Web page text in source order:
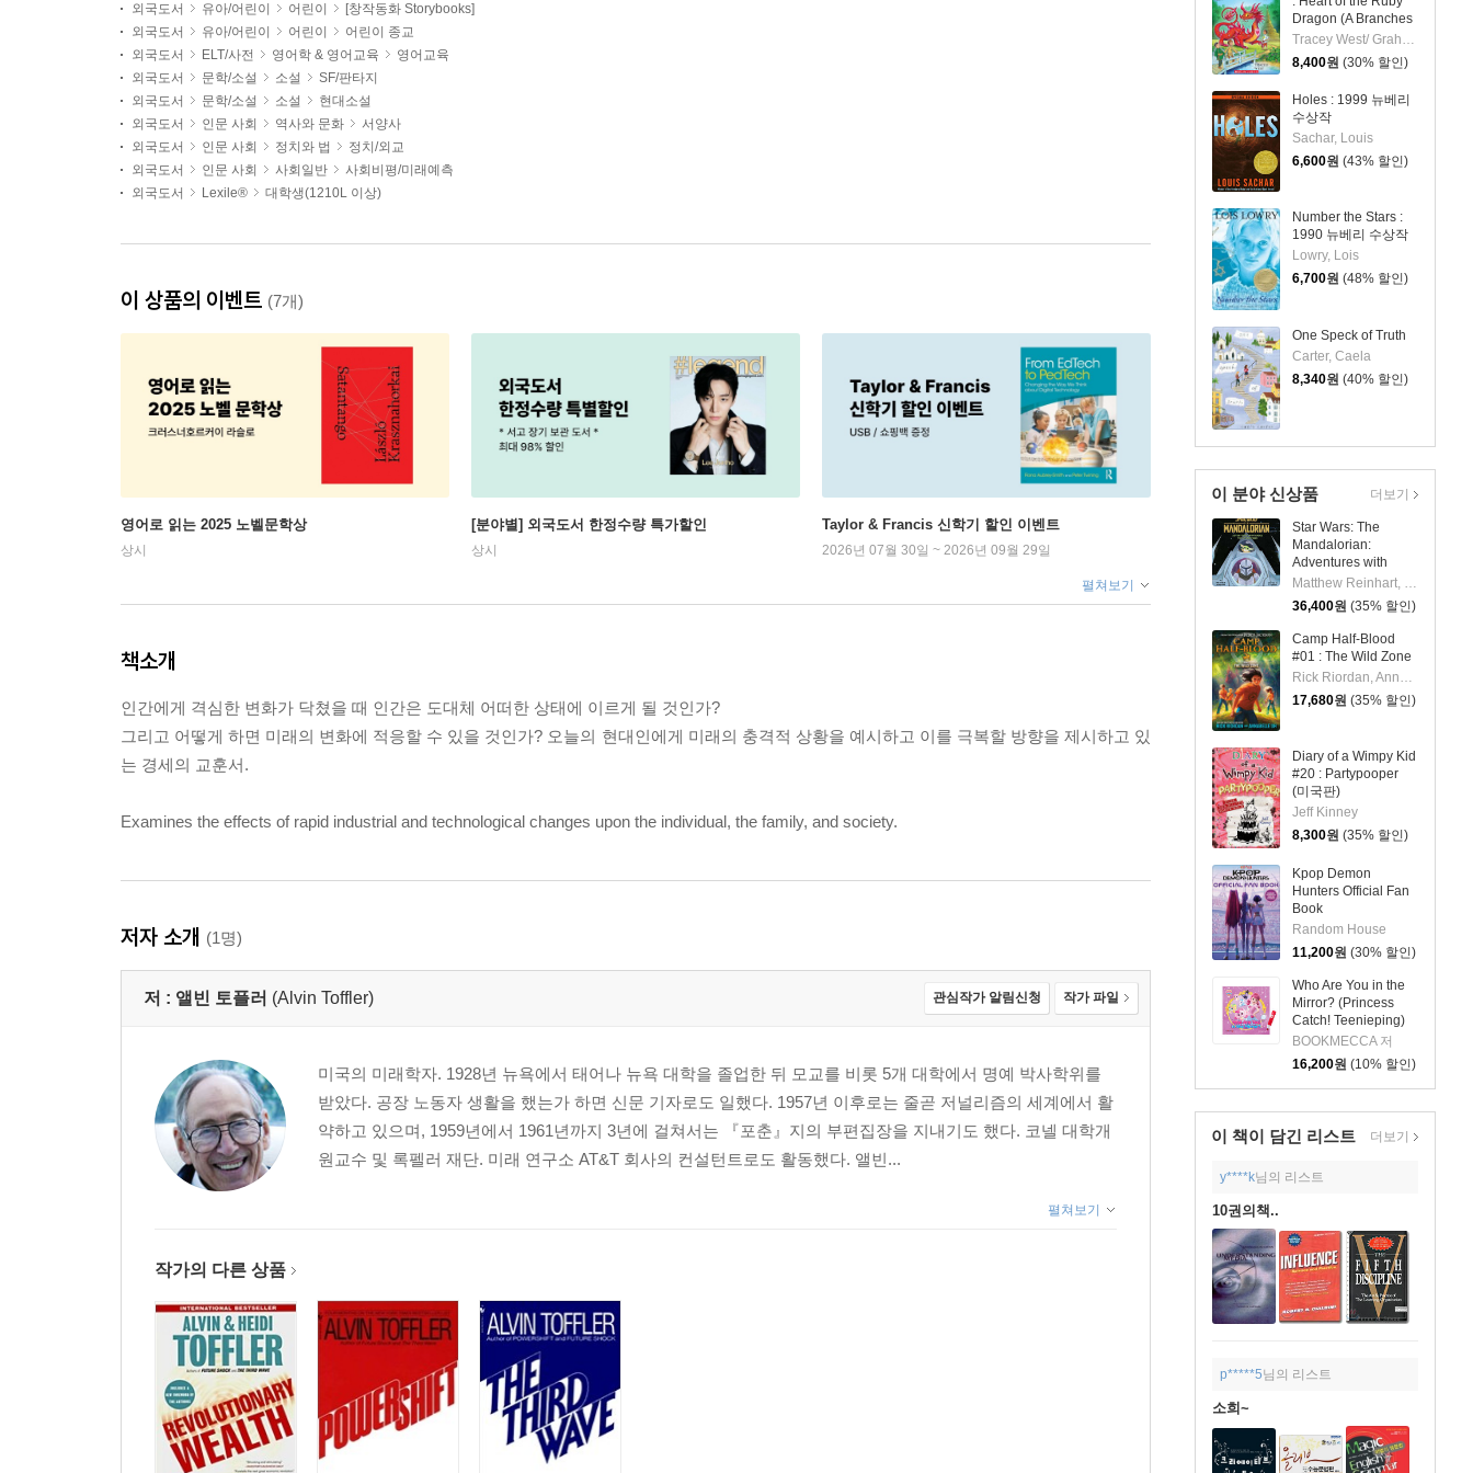
Dragon (A Branches
Book)
8,400원 (30% 할인)
Holes : 1999 뉴베리
수상작
Sachar, Louis
6,600원 (43% 할인)
Number the Stars :
1990 뉴베리 수상작
Lowry, Lois
6,700원 (48% 할인)
One Speck of Truth
Carter, Caela
8,340원 (40% 할인)
이 분야 신상품
Star Wars: The
Mandalorian:
Adventures with
Grogu: Pop-Up
Storybook
36,400원 (35% 할인)
Camp Half-Blood
#01 : The Wild Zone
17,680원 (35% 할인)
Diary of a Wimpy Kid
#20 : Partypooper
(미국판)
Jeff Kinney
8,300원 (35% 할인)
Kpop Demon
Hunters Official Fan
Book
Random House
11,200원 (30% 할인)
Who Are You in the
Mirror? (Princess
Catch! Teenieping)
(세이펜호환 / QR음원
포함)
BOOKMECCA 저
16,200원 (10% 할인)
더보기
이 책이 담긴 리스트 더보기
y****k님의 리스트
10권의책..
p*****5님의 리스트
소희~
외국도서 유아/어린이 어린이
[창작동화 Storybooks]
외국도서
유아/어린이 어린이
어린이 종교
외국도서
ELT/사전 영어학 & 영어교육
영어교육
외국도서
문학/소설 소설
SF/판타지
외국도서
문학/소설 소설
현대소설
외국도서
인문 사회 역사와 문화
서양사
외국도서
인문 사회 정치와 법
정치/외교
외국도서
인문 사회 사회일반
사회비평/미래예측
외국도서
Lexile® 대학생(1210L 이상)
이 상품의 이벤트 (7개)
영어로 읽는 2025 노벨문학상
상시
[분야별] 외국도서 한정수량 특가할인
상시
Taylor & Francis 신학기 할인 이벤트
2026년 07월 30일 ~ 2026년 09월 29일
펼쳐보기
책소개
인간에게 격심한 변화가 닥쳤을 때 인간은 도대체 어떠한 상태에 이르게 될 것인가?
그리고 어떻게 하면 미래의 변화에 적응할 수 있을 것인가? 오늘의 현대인에게 미래의 충격적 상황을 예시하고 이를 극복할 방향을 제시하고 있
는 경세의 교훈서.
Examines the effects of rapid industrial and technological changes upon the individual, the family, and society.
저자 소개 (1명)
저 : 앨빈 토플러 (Alvin Toffler) 관심작가 알림신청 작가 파일
미국의 미래학자. 1928년 뉴욕에서 태어나 뉴욕 대학을 졸업한 뒤 모교를 비롯 5개 대학에서 명예 박사학위를
받았다. 공장 노동자 생활을 했는가 하면 신문 기자로도 일했다. 1957년 이후로는 줄곧 저널리즘의 세계에서 활
약하고 있으며, 1959년에서 1961년까지 3년에 걸쳐서는 『포춘』지의 부편집장을 지내기도 했다. 코넬 대학개
원교수 및 록펠러 재단. 미래 연구소 AT&T 회사의 컨설턴트로도 활동했다. 앨빈...
펼쳐보기
작가의 다른 상품